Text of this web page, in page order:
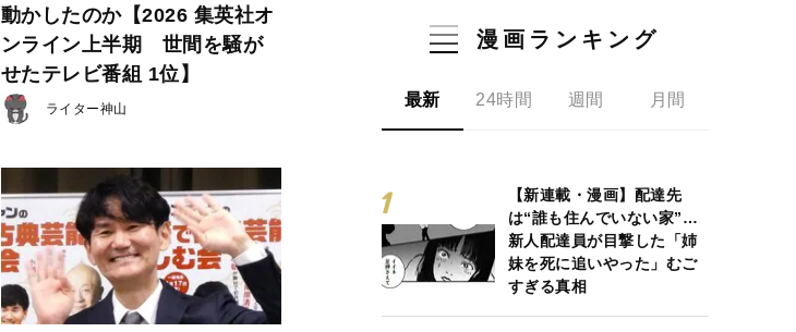
動かしたのか【2026 集英社オ
ンライン上半期 世間を騒が
せたテレビ番組 1位】
ライター神山
漫画ランキング
最新 24時間 週間 月間
【新連載・漫画】配達先
は“誰も住んでいない家”…
新人配達員が目撃した「姉
妹を死に追いやった」むご
すぎる真相